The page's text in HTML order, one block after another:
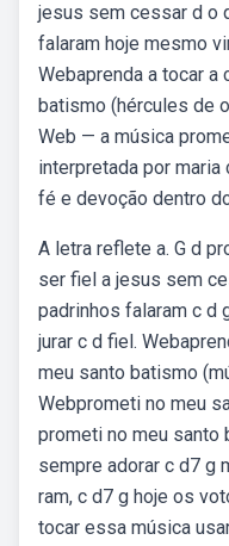
jesus sem cessar d o
falaram hoje mesmo
Webaprenda a tocar
batismo (hércules de
Web — a música
interpretada por
fé e devoção dentro
A letra reflete a. G d
ser fiel a jesus sem
padrinhos falaram c d
jurar c d fiel.
meu santo batismo
Webprometi no meu
prometi no meu santo
sempre adorar c d7 g
ram, c d7 g hoje os
tocar essa música